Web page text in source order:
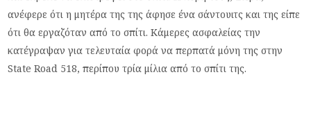
ανέφερε ότι η μητέρα της της άφησε ένα σάντουιτς και της είπε
ότι θα εργαζόταν από το σπίτι. Κάμερες ασφαλείας την
κατέγραψαν για τελευταία φορά να περπατά μόνη της στην
State Road 518, περίπου τρία μίλια από το σπίτι της.